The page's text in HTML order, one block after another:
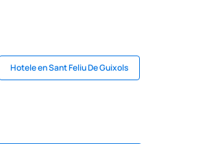
Hotele en Sant Feliu De Guixols